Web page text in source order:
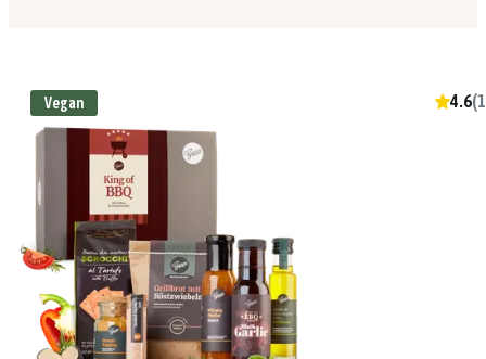
Vegan 4.6(